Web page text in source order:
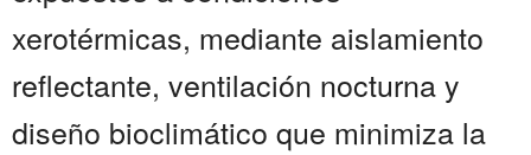
xerotérmicas, mediante aislamiento
reflectante, ventilación nocturna y
diseño bioclimático que minimiza la